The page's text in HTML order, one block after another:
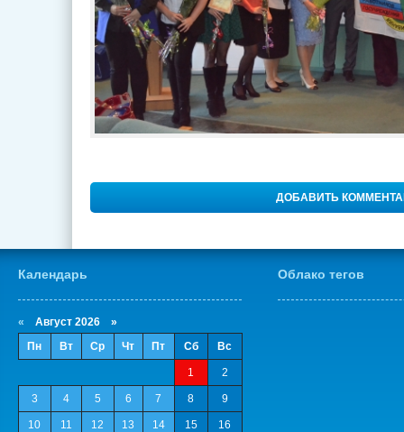
ДОБАВИТЬ
Календарь
« Август 2026 »
Пн
Вт Ср Чт Пт Сб Вс
1 2
3 4 5 6 7 8 9
10 11 12 13 14 15 16
Облако тегов